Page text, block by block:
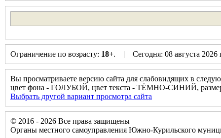
Ограничение по возрасту: 18+. | Сегодня: 08 августа
Вы просматриваете версию сайта для слабовидящих в
цвет фона - ГОЛУБОЙ, цвет текста - ТЁМНО-СИНИЙ,
Выбрать другой вариант просмотра сайта
© 2016 - 2026 Все права защищены
Органы местного самоуправления Южно-Курильского